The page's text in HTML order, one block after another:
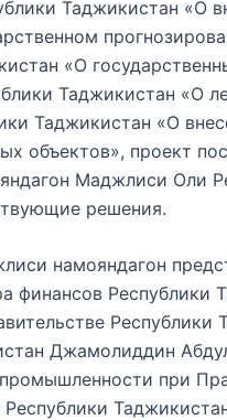
Таджикистан «О
«О
Таджикистан «О
Таджикистан «О
объектов», проект
Маджлиси Оли
решения.
намояндагон
финансов
Джамолиддин
при